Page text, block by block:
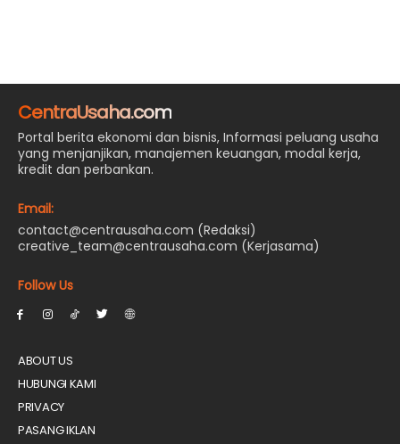
CentraUsaha.com
Portal berita ekonomi dan bisnis, Informasi peluang usaha
yang menjanjikan, manajemen keuangan, modal kerja,
kredit dan perbankan.
Email:
contact@centrausaha.com (Redaksi)
creative_team@centrausaha.com (Kerjasama)
Follow Us
ABOUT US
HUBUNGI KAMI
PRIVACY
PASANG IKLAN